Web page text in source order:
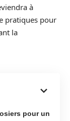
à
pratiques pour
la
pour un